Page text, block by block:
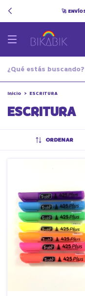
🚀
Inicio > ESCRITURA
ESCRITURA
ORDENAR